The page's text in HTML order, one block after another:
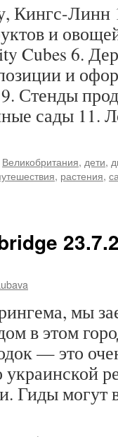
Кингс-Линн
и
Cubes 6.
и
Стенды
сады 11.
Великобритания, дети,
, растения,
мы
в этом
— это
Гиды